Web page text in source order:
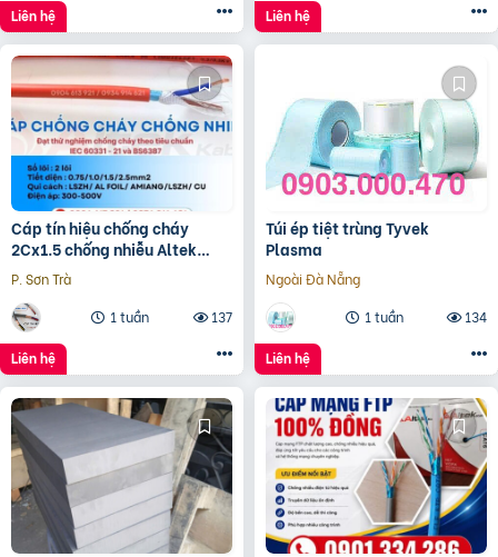
Liên hệ Liên hệ
Cáp tín hiệu chống cháy
2Cx1.5 chống nhiễu Altek
Kabel – phân phối Hà Nội, Đà
Nẵng, HCM
P. Sơn Trà
1 tuần
137
Liên hệ
Túi ép tiệt trùng Tyvek
Plasma
Ngoài Đà Nẵng
1 tuần
134
Liên hệ